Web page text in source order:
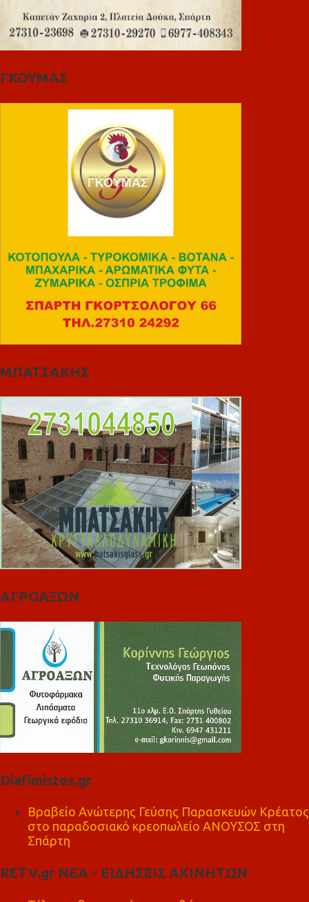
ΓΚΟΥΜΑΣ
ΜΠΑΤΣΑΚΗΣ
ΑΓΡΟΑΞΩΝ
Diafimistes.gr
Βραβείο Ανώτερης Γεύσης Παρασκευών Κρέατος
στο παραδοσιακό κρεοπωλείο ΑΝΟΥΣΟΣ στη
Σπάρτη
RETV.gr ΝΕΑ - ΕΙΔΗΣΕΙΣ ΑΚΙΝΗΤΩΝ